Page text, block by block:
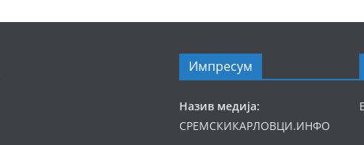
Импресум
Назив медија:
СРЕМСКИКАРЛОВЦИ.ИНФО